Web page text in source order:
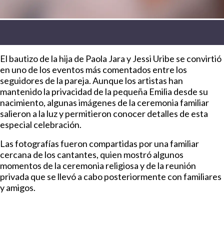
El bautizo de la hija de Paola Jara y Jessi Uribe se convirtió
en uno de los eventos más comentados entre los
seguidores de la pareja. Aunque los artistas han
mantenido la privacidad de la pequeña Emilia desde su
nacimiento, algunas imágenes de la ceremonia familiar
salieron a la luz y permitieron conocer detalles de esta
especial celebración.
Las fotografías fueron compartidas por una familiar
cercana de los cantantes, quien mostró algunos
momentos de la ceremonia religiosa y de la reunión
privada que se llevó a cabo posteriormente con familiares
y amigos.